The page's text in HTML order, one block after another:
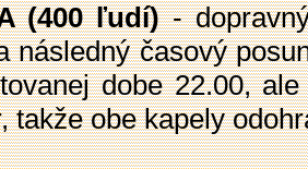
(400 ľudí)-
následný časový
dobe 22.00,
takže obe kapely